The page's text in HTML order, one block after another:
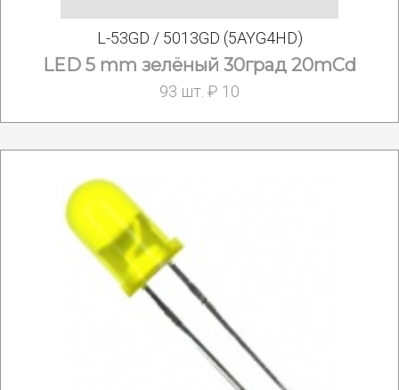
L-53GD / 5013GD (5AYG4HD)
LED 5 mm зелёный 30град 20mCd
93 шт. ₽ 10